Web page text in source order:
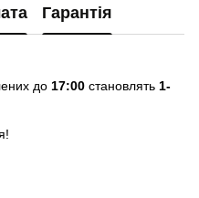
Гарантія
до 17:00 становлять 1-